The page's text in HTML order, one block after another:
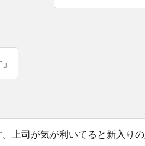
上司が気が利いてると新入り